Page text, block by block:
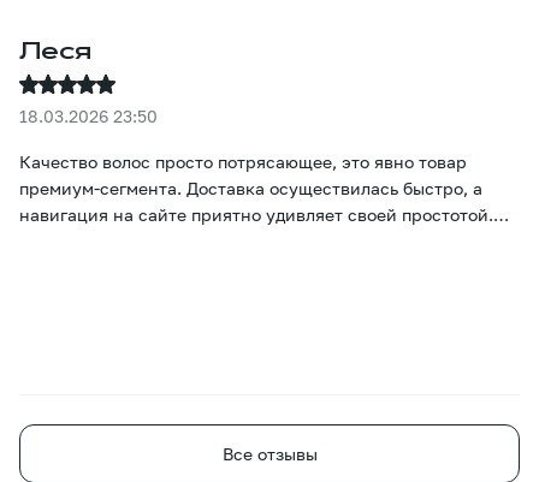
Леся
18.03.2026 23:50
Качество волос просто потрясающее, это явно товар
премиум-сегмента. Доставка осуществилась быстро, а
навигация на сайте приятно удивляет своей простотой.
Все отзывы